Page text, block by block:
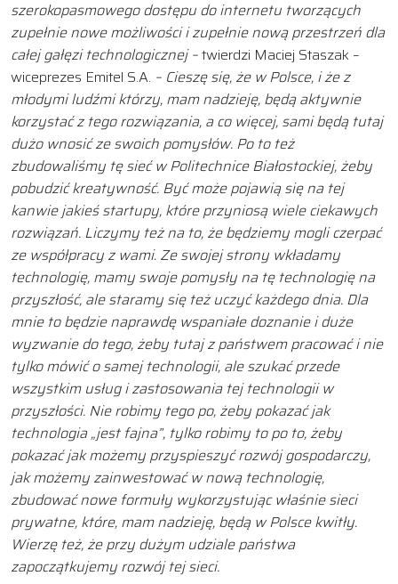
szerokopasmowego dostępu do internetu tworzących
zupełnie nowe możliwości i zupełnie nową przestrzeń dla
całej gałęzi technologicznej –twierdzi Maciej Staszak –
wiceprezes Emitel S.A. – Cieszę się, że w Polsce, i że z
młodymi ludźmi którzy, mam nadzieję, będą aktywnie
korzystać z tego rozwiązania, a co więcej, sami będą tutaj
dużo wnosić ze swoich pomysłów. Po to też
zbudowaliśmy tę sieć w Politechnice Białostockiej, żeby
pobudzić kreatywność. Być może pojawią się na tej
kanwie jakieś startupy, które przyniosą wiele ciekawych
rozwiązań. Liczymy też na to, że będziemy mogli czerpać
ze współpracy z wami. Ze swojej strony wkładamy
technologię, mamy swoje pomysły na tę technologię na
przyszłość, ale staramy się też uczyć każdego dnia. Dla
mnie to będzie naprawdę wspaniałe doznanie i duże
wyzwanie do tego, żeby tutaj z państwem pracować i nie
tylko mówić o samej technologii, ale szukać przede
wszystkim usług i zastosowania tej technologii w
przyszłości. Nie robimy tego po, żeby pokazać jak
technologia „jest fajna”, tylko robimy to po to, żeby
pokazać jak możemy przyspieszyć rozwój gospodarczy,
jak możemy zainwestować w nową technologię,
zbudować nowe formuły wykorzystując właśnie sieci
prywatne, które, mam nadzieję, będą w Polsce kwitły.
Wierzę też, że przy dużym udziale państwa
zapoczątkujemy rozwój tej sieci.